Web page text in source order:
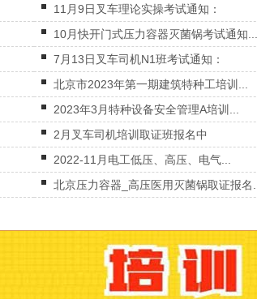
11月9日叉车理论实操考试通知：
10月快开门式压力容器灭菌锅考试通知...
7月13日叉车司机N1班考试通知：
北京市2023年第一期建筑特种工培训...
2023年3月特种设备安全管理A培训...
2月叉车司机培训取证班报名中
2022-11月电工低压、高压、电气...
北京压力容器_高压医用灭菌锅取证报名...